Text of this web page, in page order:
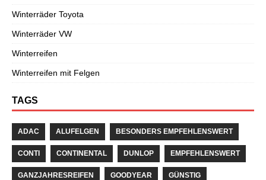
Winterräder Toyota
Winterräder VW
Winterreifen
Winterreifen mit Felgen
TAGS
ADAC ALUFELGEN BESONDERS EMPFEHLENSWERT
CONTI CONTINENTAL DUNLOP EMPFEHLENSWERT
GANZJAHRESREIFEN GOODYEAR GÜNSTIG